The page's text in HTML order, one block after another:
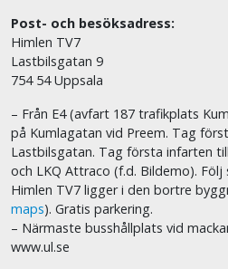
Post- och besöksadress:
Himlen TV7
Lastbilsgatan 9
754 54 Uppsala
– Från E4 (avfart 187 trafikplats
på Kumlagatan vid Preem. Tag
Lastbilsgatan. Tag första infarten
och LKQ Attraco (f.d. Bildemo).
Himlen TV7 ligger i den bortre
maps). Gratis parkering.
– Närmaste busshållplats vid
www.ul.se